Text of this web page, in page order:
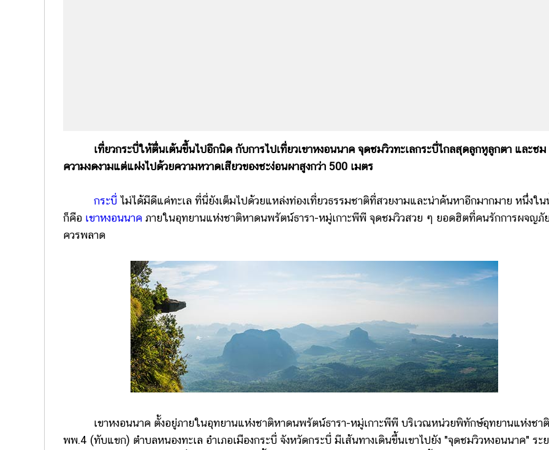
เที่ยวกระบี่ให้ตื่นเต้นขึ้นไปอีกนิด กับการไปเที่ยวเขาหงอนนาค จุดชมวิวทะเลกระบี่ไกลสุดลูกหูลูกตา และชม
ความงดงามแต่แฝงไปด้วยความหวาดเสียวของชะง่อนผาสูงกว่า 500 เมตร
กระบี่ ไม่ได้มีดีแค่ทะเล ที่นี่ยังเต็มไปด้วยแหล่งท่องเที่ยวธรรมชาติที่สวยงามและน่าค้นหาอีกมากมาย หนึ่งใ
ก็คือ เขาหงอนนาค ภายในอุทยานแห่งชาติหาดนพรัตน์ธารา-หมู่เกาะพีพี จุดชมวิวสวย ๆ ยอดฮิตที่คนรักการผจญภั
ควรพลาด
เขาหงอนนาค ตั้งอยู่ภายในอุทยานแห่งชาติหาดนพรัตน์ธารา-หมู่เกาะพีพี บริเวณหน่วยพิทักษ์อุทยานแห่งชา
พพ.4 (ทับแขก) ตำบลหนองทะเล อำเภอเมืองกระบี่ จังหวัดกระบี่ มีเส้นทางเดินขึ้นเขาไปยัง "จุดชมวิวหงอนนาค" ระ